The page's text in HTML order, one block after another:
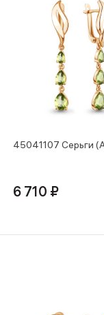
45041107 Серьги
6 710 ₽